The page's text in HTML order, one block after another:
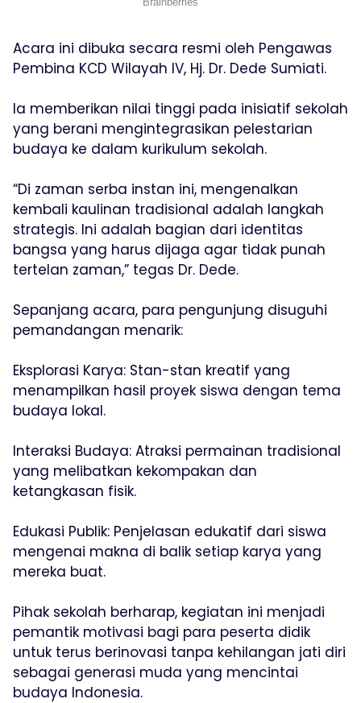
Acara ini dibuka secara resmi oleh Pengawas
Pembina KCD Wilayah IV, Hj. Dr. Dede Sumiati.
Ia memberikan nilai tinggi pada inisiatif sekolah
yang berani mengintegrasikan pelestarian
budaya ke dalam kurikulum sekolah.
“Di zaman serba instan ini, mengenalkan
kembali kaulinan tradisional adalah langkah
strategis. Ini adalah bagian dari identitas
bangsa yang harus dijaga agar tidak punah
tertelan zaman,” tegas Dr. Dede.
Sepanjang acara, para pengunjung disuguhi
pemandangan menarik:
Eksplorasi Karya: Stan-stan kreatif yang
menampilkan hasil proyek siswa dengan tema
budaya lokal.
Interaksi Budaya: Atraksi permainan tradisional
yang melibatkan kekompakan dan
ketangkasan fisik.
Edukasi Publik: Penjelasan edukatif dari siswa
mengenai makna di balik setiap karya yang
mereka buat.
Pihak sekolah berharap, kegiatan ini menjadi
pemantik motivasi bagi para peserta didik
untuk terus berinovasi tanpa kehilangan jati diri
sebagai generasi muda yang mencintai
budaya Indonesia.